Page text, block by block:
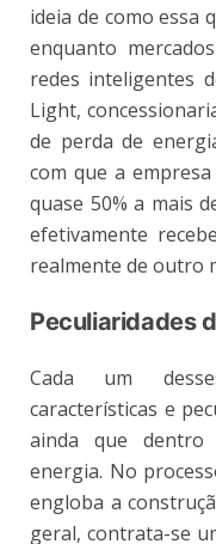
ideia de como essa
enquanto
redes inteligentes
Light,
de perda de
com que a
quase 50% a mais
efetivamente
realmente de outro
Peculiaridades
Cada um
características e
ainda que
energia. No
engloba a
geral, contrata-se